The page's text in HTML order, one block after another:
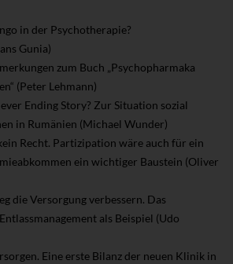
in der Psychotherapie?
Gunia)
zum Buch „Psychopharmaka
(Peter Lehmann)
Ending Story? Zur Situation sozial
in Rumänien (Michael Wunder)
Recht. Partizipation wäre auch für ein
ein wichtiger Baustein (Oliver
die Versorgung verbessern. Das
als Beispiel (Udo
Eine erste Bilanz der neuen Klinik in